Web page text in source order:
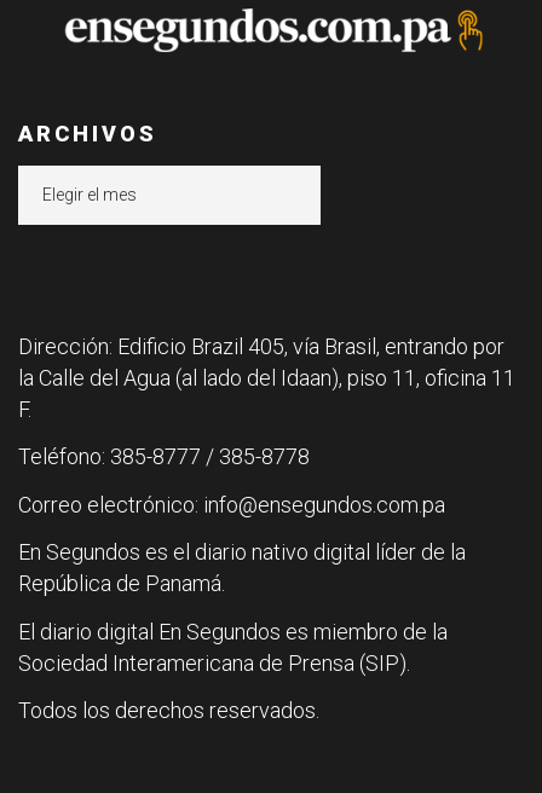
ARCHIVOS
Dirección: Edificio Brazil 405, vía Brasil, entrando por
la Calle del Agua (al lado del Idaan), piso 11, oficina 11
F.
Teléfono: 385-8777 / 385-8778
Correo electrónico: info@ensegundos.com.pa
En Segundos es el diario nativo digital líder de la
República de Panamá.
El diario digital En Segundos es miembro de la
Sociedad Interamericana de Prensa (SIP).
Todos los derechos reservados.